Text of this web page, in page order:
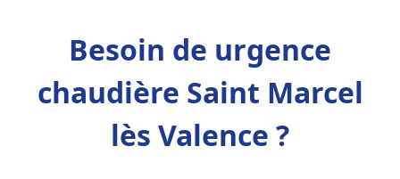
Besoin de urgence
chaudière Saint Marcel
lès Valence ?